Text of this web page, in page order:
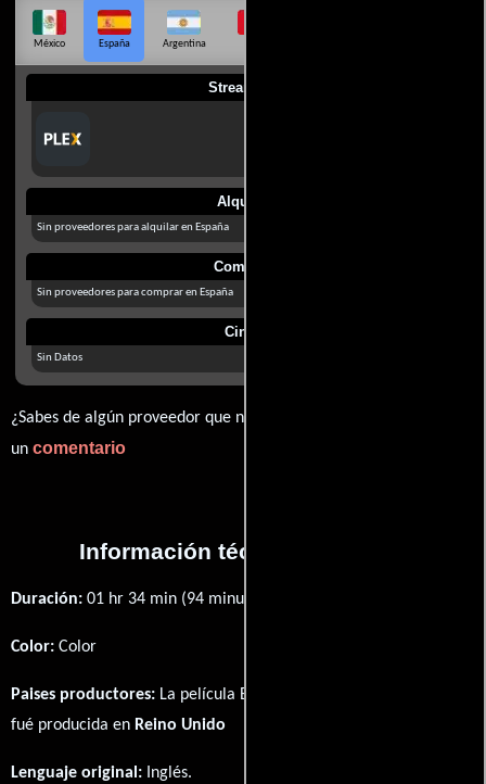
México España Argentina
Streaming
Alquilar
Sin proveedores para alquilar en España
Comprar
Sin proveedores para comprar en España
Cines
Sin Datos
¿Sabes de algún proveedor que no estamos mostrando? déjanos
un comentario
Información técnica y general
Duración: 01 hr 34 min (94 minutos) .
Color: Color
Paises productores: La película Blood from the Mummy's Tomb
fué producida en Reino Unido
Lenguaje original: Inglés.